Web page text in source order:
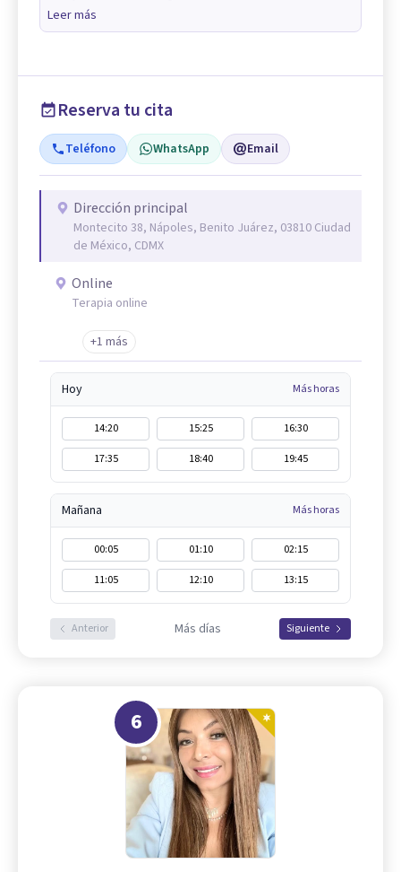
Leer más
Reserva tu cita
Teléfono WhatsApp Email
Dirección principal
Montecito 38, Nápoles, Benito Juárez, 03810 Ciudad
de México, CDMX
Online
Terapia online
+1 más
Hoy Más horas
14:20 15:25
16:30
17:35
18:40 19:45
Mañana Más horas
00:05 01:10
02:15
11:05
12:10 13:15
Anterior Más días Siguiente
6